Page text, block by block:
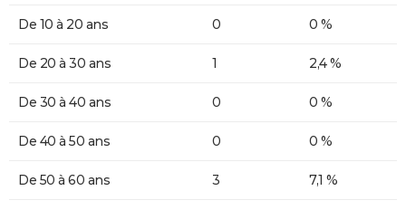
De 10 à 20 ans 0 0 %
De 20 à 30 ans 1 2,4 %
De 30 à 40 ans 0 0 %
De 40 à 50 ans 0 0 %
De 50 à 60 ans 3 7,1 %